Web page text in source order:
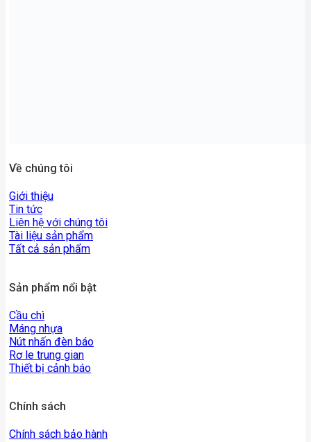
Cầu chì
Nút nhấn đèn báo
Rơ le trung gian
Thiết bị cảnh báo
Chính sách
Chính sách bảo hành
Chính sách vận chuyển
Chính sách đổi trả
Chính sách bảo mật
Điều khoản sử dụng
Về chúng tôi
Tin tức
Tài liệu sản phẩm